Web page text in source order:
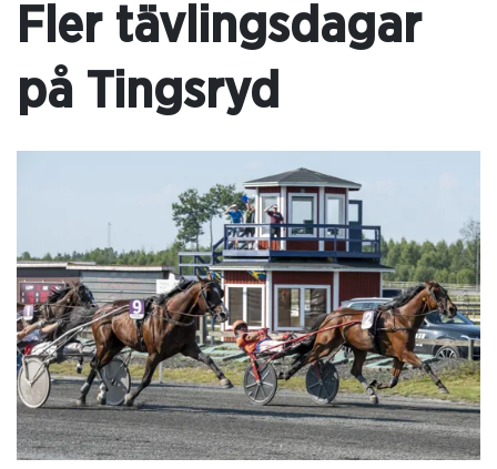
Fler tävlingsdagar
på Tingsryd